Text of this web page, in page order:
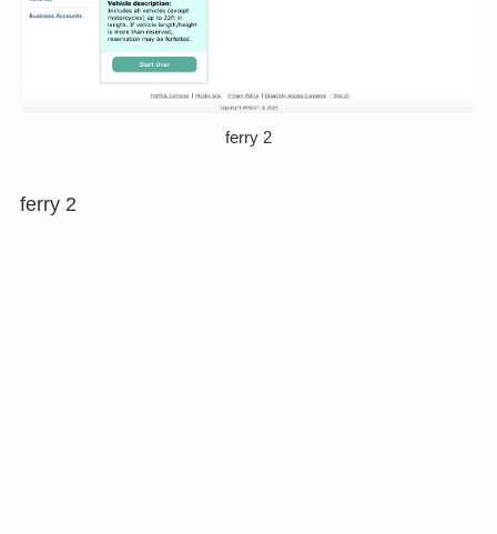
ferry 2
ferry 2